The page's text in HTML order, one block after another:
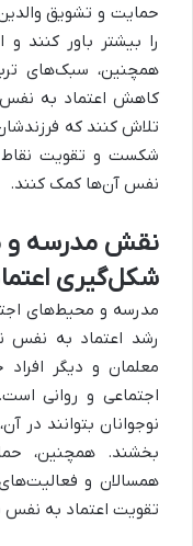
حمایت و تشویق
را بیشتر باور کنند
همچنین، سبک‌های
کاهش اعتماد به نفس
تلاش کنند که
شکست و تقویت نقاط
نفس آن‌ها کمک کنند.
نقش مدرسه و
شکل‌گیری
مدرسه و محیط‌های
رشد اعتماد به نفس
معلمان و دیگر
اجتماعی و روانی
نوجوانان بتوانند در
بخشند. همچنین،
همسالان و
تقویت اعتماد به نفس